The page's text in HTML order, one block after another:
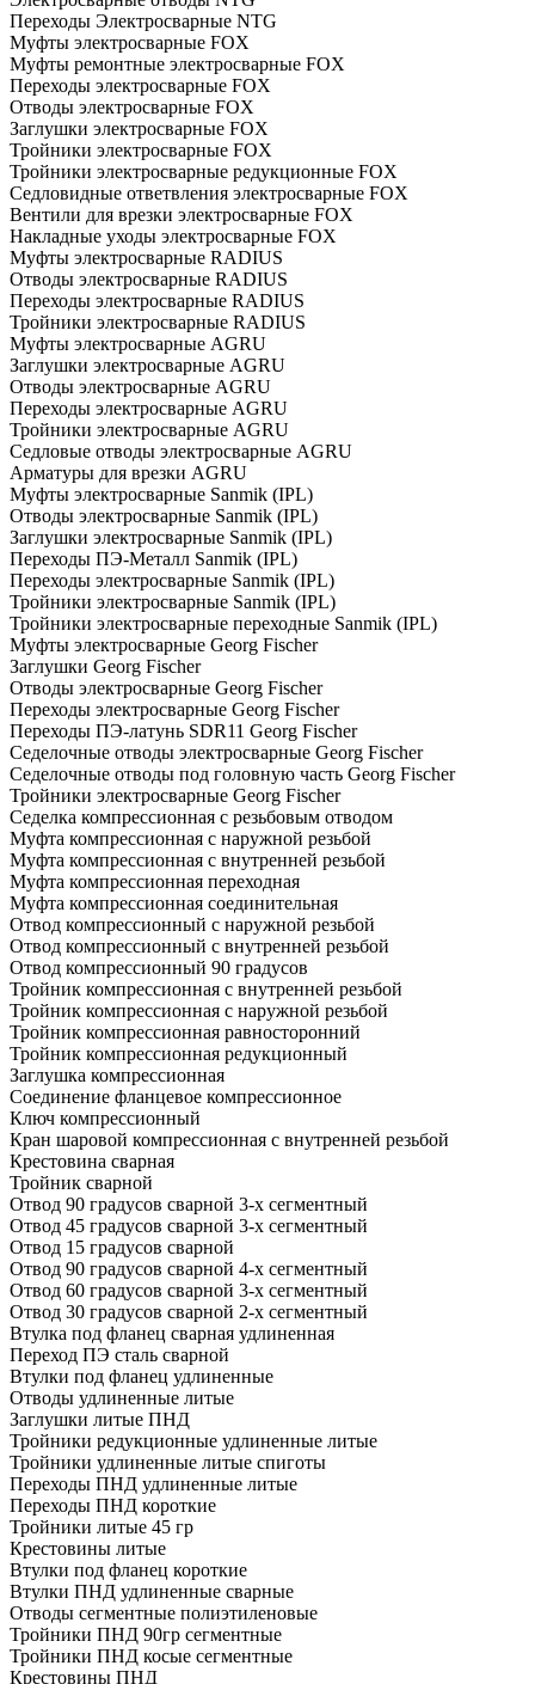
Переходы Электросварные NTG
Муфты электросварные FOX
Муфты ремонтные электросварные FOX
Переходы электросварные FOX
Отводы электросварные FOX
Заглушки электросварные FOX
Тройники электросварные FOX
Тройники электросварные редукционные FOX
Седловидные ответвления электросварные FOX
Вентили для врезки электросварные FOX
Накладные уходы электросварные FOX
Муфты электросварные RADIUS
Отводы электросварные RADIUS
Переходы электросварные RADIUS
Тройники электросварные RADIUS
Муфты электросварные AGRU
Заглушки электросварные AGRU
Отводы электросварные AGRU
Переходы электросварные AGRU
Тройники электросварные AGRU
Седловые отводы электросварные AGRU
Арматуры для врезки AGRU
Муфты электросварные Sanmik (IPL)
Отводы электросварные Sanmik (IPL)
Заглушки электросварные Sanmik (IPL)
Переходы ПЭ-Металл Sanmik (IPL)
Переходы электросварные Sanmik (IPL)
Тройники электросварные Sanmik (IPL)
Тройники электросварные переходные Sanmik (IPL)
Муфты электросварные Georg Fischer
Заглушки Georg Fischer
Отводы электросварные Georg Fischer
Переходы электросварные Georg Fischer
Переходы ПЭ-латунь SDR11 Georg Fischer
Седелочные отводы электросварные Georg Fischer
Седелочные отводы под головную часть Georg Fischer
Тройники электросварные Georg Fischer
Седелка компрессионная с резьбовым отводом
Муфта компрессионная с наружной резьбой
Муфта компрессионная с внутренней резьбой
Муфта компрессионная переходная
Муфта компрессионная соединительная
Отвод компрессионный с наружной резьбой
Отвод компрессионный с внутренней резьбой
Отвод компрессионный 90 градусов
Тройник компрессионная с внутренней резьбой
Тройник компрессионная с наружной резьбой
Тройник компрессионная равносторонний
Тройник компрессионная редукционный
Заглушка компрессионная
Соединение фланцевое компрессионное
Ключ компрессионный
Кран шаровой компрессионная с внутренней резьбой
Крестовина сварная
Тройник сварной
Отвод 90 градусов сварной 3-х сегментный
Отвод 45 градусов сварной 3-х сегментный
Отвод 15 градусов сварной
Отвод 90 градусов сварной 4-х сегментный
Отвод 60 градусов сварной 3-х сегментный
Отвод 30 градусов сварной 2-х сегментный
Втулка под фланец сварная удлиненная
Переход ПЭ сталь сварной
Втулки под фланец удлиненные
Отводы удлиненные литые
Заглушки литые ПНД
Тройники редукционные удлиненные литые
Тройники удлиненные литые спиготы
Переходы ПНД удлиненные литые
Переходы ПНД короткие
Тройники литые 45 гр
Крестовины литые
Втулки под фланец короткие
Втулки ПНД удлиненные сварные
Отводы сегментные полиэтиленовые
Тройники ПНД 90гр сегментные
Тройники ПНД косые сегментные
Крестовины ПНД